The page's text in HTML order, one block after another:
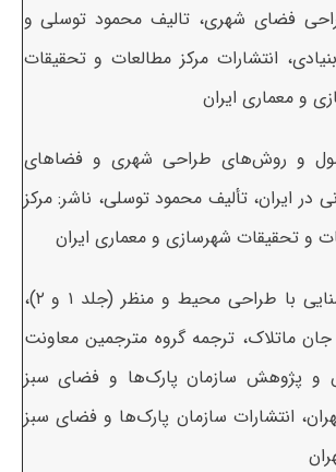
فضای شهری، تالیف محمود توسلی و
انتشارات مرکز مطالعات و تحقیقات
و معماری ایران
و روش‌های طراحی شهری و فضاهای
در ایران، تألیف محمود توسلی، ناشر: مرکز
و تحقیقات شهرسازی و معماری ایران
۱۰- آشنایی با طراحی محیط و منظر (جلد ۱ و ۲)،
جان ماتلاک، ترجمه گروه مترجمین معاونت
و پژوهش سازمان پارک‌ها و فضای سبز
انتشارات سازمان پارک‌ها و فضای سبز